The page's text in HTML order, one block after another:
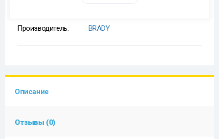
Производитель: BRADY
Описание
Отзывы (0)